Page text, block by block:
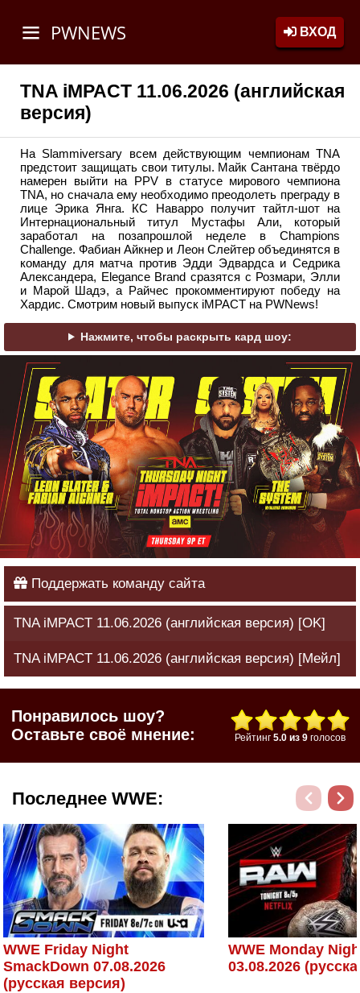
PWNEWS ВХОД
TNA iMPACT 11.06.2026 (английская
версия)
На Slammiversary всем действующим чемпионам TNA
предстоит защищать свои титулы. Майк Сантана твёрдо
намерен выйти на PPV в статусе мирового чемпиона
TNA, но сначала ему необходимо преодолеть преграду в
лице Эрика Янга. КС Наварро получит тайтл-шот на
Интернациональный титул Мустафы Али, который
заработал на позапрошлой неделе в Champions
Challenge. Фабиан Айкнер и Леон Слейтер объединятся в
команду для матча против Эдди Эдвардса и Седрика
Александера, Elegance Brand сразятся с Розмари, Элли
и Марой Шадэ, а Райчес прокомментируют победу на
Хардис. Смотрим новый выпуск iMPACT на PWNews!
Нажмите, чтобы раскрыть кард шоу:
Поддержать команду сайта
TNA iMPACT 11.06.2026 (английская версия) [OK]
TNA iMPACT 11.06.2026 (английская версия) [Мейл]
Понравилось шоу?
Оставьте своё мнение:
Рейтинг 5.0 из 9 голосов
Последнее WWE:
WWE Friday Night
SmackDown 07.08.2026
(русская версия)
WWE Monday
03.08.2026